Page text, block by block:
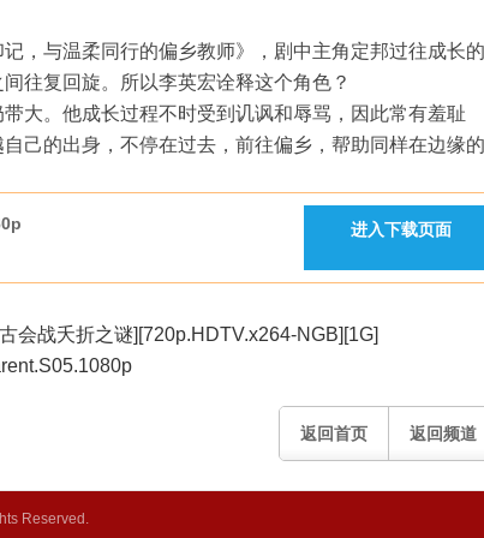
温柔同行的偏乡教师》，剧中主角定邦过往成长的
往复回旋。所以李英宏诠释这个角色？
大。他成长过程不时受到讥讽和辱骂，因此常有羞耻
己的出身，不停在过去，前往偏乡，帮助同样在边缘的
进入下载页面
会战夭折之谜][720p.HDTV.x264-NGB][1G]
返回首页 返回频道
Reserved.